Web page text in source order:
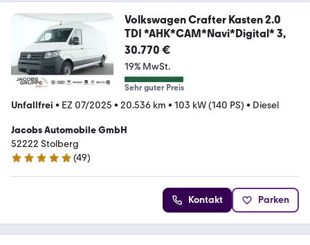
Volkswagen Crafter Kasten 2.0
TDI *AHK*CAM*Navi*Digital* 3,
30.770 €
19% MwSt.
Sehr guter Preis
Unfallfrei • EZ 07/2025 • 20.536 km • 103 kW (140 PS) • Diesel
Jacobs Automobile GmbH
52222 Stolberg
5 Sterne
(49)
Kontakt Parken